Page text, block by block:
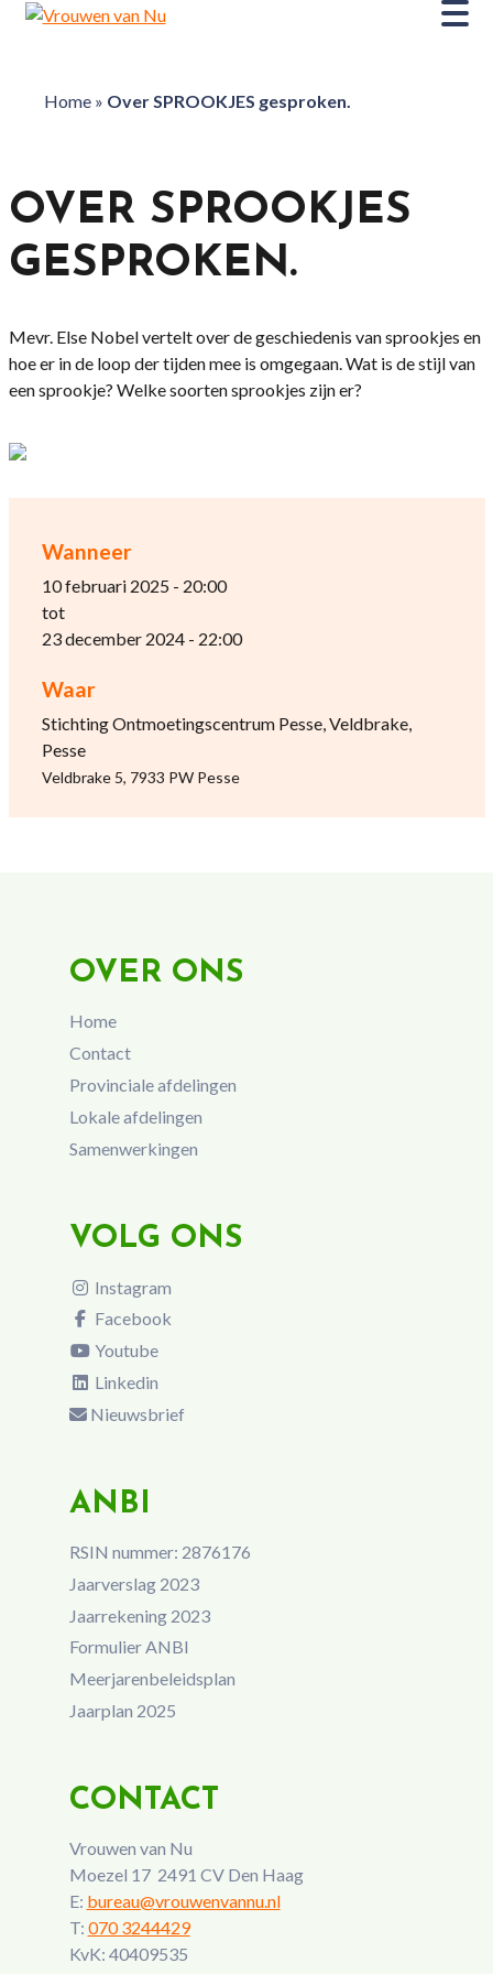
Home» Over SPROOKJES gesproken.
Wanneer
10 februari 2025 - 20:00
tot
23 december 2024 - 22:00
Waar
Stichting Ontmoetingscentrum Pesse, Veldbrake,
Pesse
Veldbrake 5, 7933 PW Pesse
OVER SPROOKJES
GESPROKEN.
Mevr. Else Nobel vertelt over de geschiedenis van sprookjes en
hoe er in de loop der tijden mee is omgegaan. Wat is de stijl van
een sprookje? Welke soorten sprookjes zijn er?
OVER ONS
Home
Contact
Provinciale afdelingen
Lokale afdelingen
Samenwerkingen
VOLG ONS
Instagram
Facebook
Youtube
Linkedin
Nieuwsbrief
ANBI
RSIN nummer: 2876176
Jaarverslag 2023
Jaarrekening 2023
Formulier ANBI
Meerjarenbeleidsplan
Jaarplan 2025
CONTACT
Vrouwen van Nu
Moezel 17 2491 CV Den Haag
E: bureau@vrouwenvannu.nl
T: 070 3244429
KvK: 40409535